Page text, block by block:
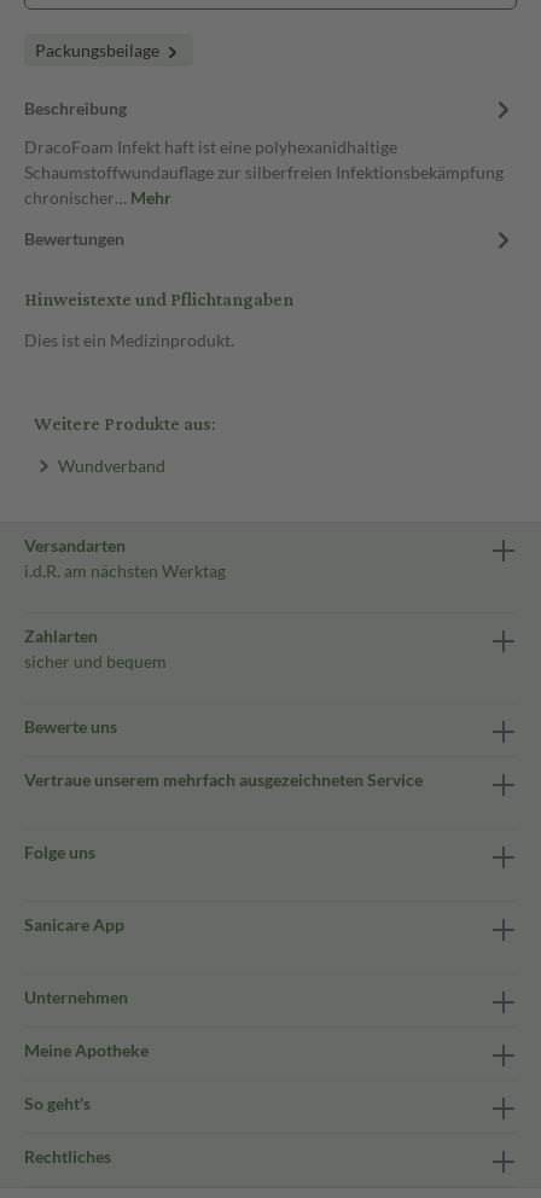
Packungsbeilage
Beschreibung
DracoFoam Infekt haft ist eine polyhexanidhaltige
Schaumstoffwundauflage zur silberfreien Infektionsbekämpfung
chronischer… Mehr
Bewertungen
Hinweistexte und Pflichtangaben
Dies ist ein Medizinprodukt.
Weitere Produkte aus:
Wundverband
Versandarten
i.d.R. am nächsten Werktag
Zahlarten
sicher und bequem
Bewerte uns
Vertraue unserem mehrfach ausgezeichneten Service
Folge uns
Sanicare App
Unternehmen
Meine Apotheke
So geht's
Rechtliches